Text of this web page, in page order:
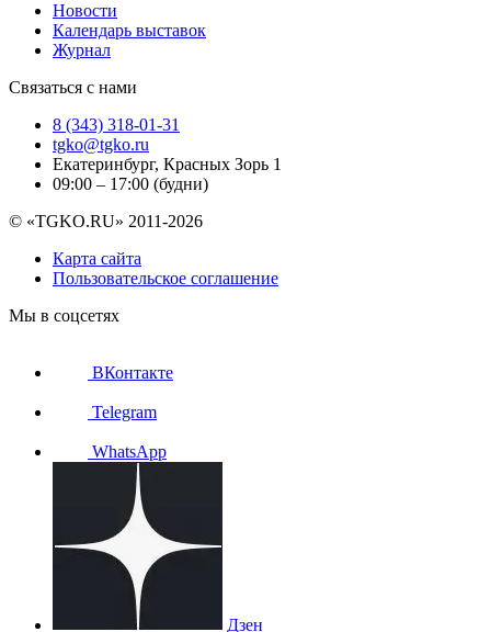
Новости
Календарь выставок
Журнал
Связаться с нами
8 (343) 318-01-31
tgko@tgko.ru
Екатеринбург, Красных Зорь 1
09:00 – 17:00 (будни)
© «TGKO.RU» 2011-2026
Карта сайта
Пользовательское соглашение
Мы в соцсетях
ВКонтакте
Telegram
WhatsApp
Дзен